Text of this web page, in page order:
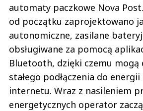
automaty paczkowe Nova
od początku zaprojektowano
autonomiczne, zasilane
obsługiwane za pomocą
Bluetooth, dzięki czemu mogą
stałego podłączenia do
internetu. Wraz z nasileniem
energetycznych operator